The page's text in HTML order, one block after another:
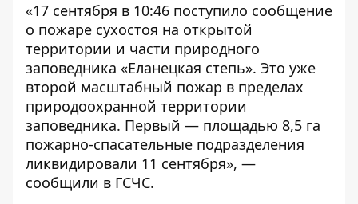
«17 сентября в 10:46 поступило сообщение
о пожаре сухостоя на открытой
территории и части природного
заповедника «Еланецкая степь». Это уже
второй масштабный пожар в пределах
природоохранной территории
заповедника. Первый — площадью 8,5 га
пожарно-спасательные подразделения
ликвидировали 11 сентября», —
сообщили в ГСЧС.